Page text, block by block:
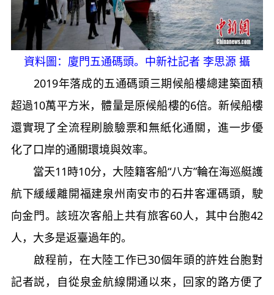
資料圖：廈門五通碼頭。中新社記者 李思源 攝
2019年落成的五通碼頭三期候船樓總建築面積
超過10萬平方米，體量是原候船樓的6倍。新候船樓
還實現了全流程刷臉驗票和無紙化通關，進一步優
化了口岸的通關環境與效率。
當天11時10分，大陸籍客船“八方”輪在海巡艇護
航下緩緩離開福建泉州南安市的石井客運碼頭，駛
向金門。該班次客船上共有旅客60人，其中台胞42
人，大多是返臺過年的。
啟程前，在大陸工作已30個年頭的許姓台胞對
記者説，自從泉金航線開通以來，回家的路方便了